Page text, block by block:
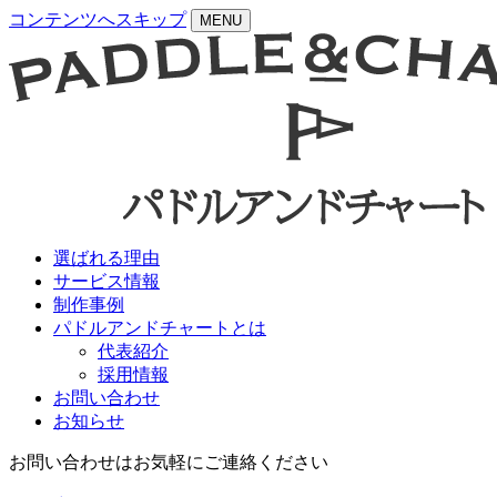
コンテンツへスキップ MENU
選ばれる理由
サービス情報
制作事例
パドルアンドチャートとは
代表紹介
採用情報
お問い合わせ
お知らせ
お問い合わせはお気軽にご連絡ください